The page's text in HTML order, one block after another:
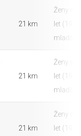
21 km
Ženy do
let
mladší)
21 km
Ženy do
let
mladší)
21 km
Ženy do
let